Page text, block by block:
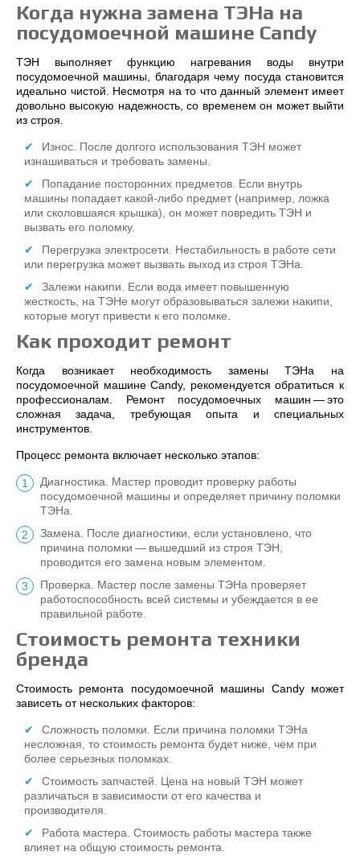
Когда нужна замена ТЭНа на
посудомоечной машине Candy
ТЭН выполняет функцию нагревания воды внутри
посудомоечной машины, благодаря чему посуда становится
идеально чистой. Несмотря на то что данный элемент имеет
довольно высокую надежность, со временем он может выйти
из строя.
Износ. После долгого использования ТЭН может
изнашиваться и требовать замены.
Попадание посторонних предметов. Если внутрь
машины попадает какой-либо предмет (например, ложка
или сколовшаяся крышка), он может повредить ТЭН и
вызвать его поломку.
Перегрузка электросети. Нестабильность в работе сети
или перегрузка может вызвать выход из строя ТЭНа.
Залежи накипи. Если вода имеет повышенную
жесткость, на ТЭНе могут образовываться залежи накипи,
которые могут привести к его поломке.
Как проходит ремонт
Когда возникает необходимость замены ТЭНа на
посудомоечной машине Candy, рекомендуется обратиться к
профессионалам. Ремонт посудомоечных машин — это
сложная задача, требующая опыта и специальных
инструментов.
Процесс ремонта включает несколько этапов:
Диагностика. Мастер проводит проверку работы
посудомоечной машины и определяет причину поломки
ТЭНа.
Замена. После диагностики, если установлено, что
причина поломки — вышедший из строя ТЭН,
проводится его замена новым элементом.
Проверка. Мастер после замены ТЭНа проверяет
работоспособность всей системы и убеждается в ее
правильной работе.
Стоимость ремонта техники
бренда
Стоимость ремонта посудомоечной машины Candy может
зависеть от нескольких факторов:
Сложность поломки. Если причина поломки ТЭНа
несложная, то стоимость ремонта будет ниже, чем при
более серьезных поломках.
Стоимость запчастей. Цена на новый ТЭН может
различаться в зависимости от его качества и
производителя.
Работа мастера. Стоимость работы мастера также
влияет на общую стоимость ремонта.